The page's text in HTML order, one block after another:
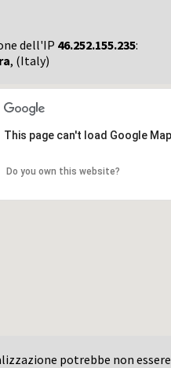
dell'IP 46.252.155.235:
, (Italy)
This page can't load Google
Do you own this website?
potrebbe non